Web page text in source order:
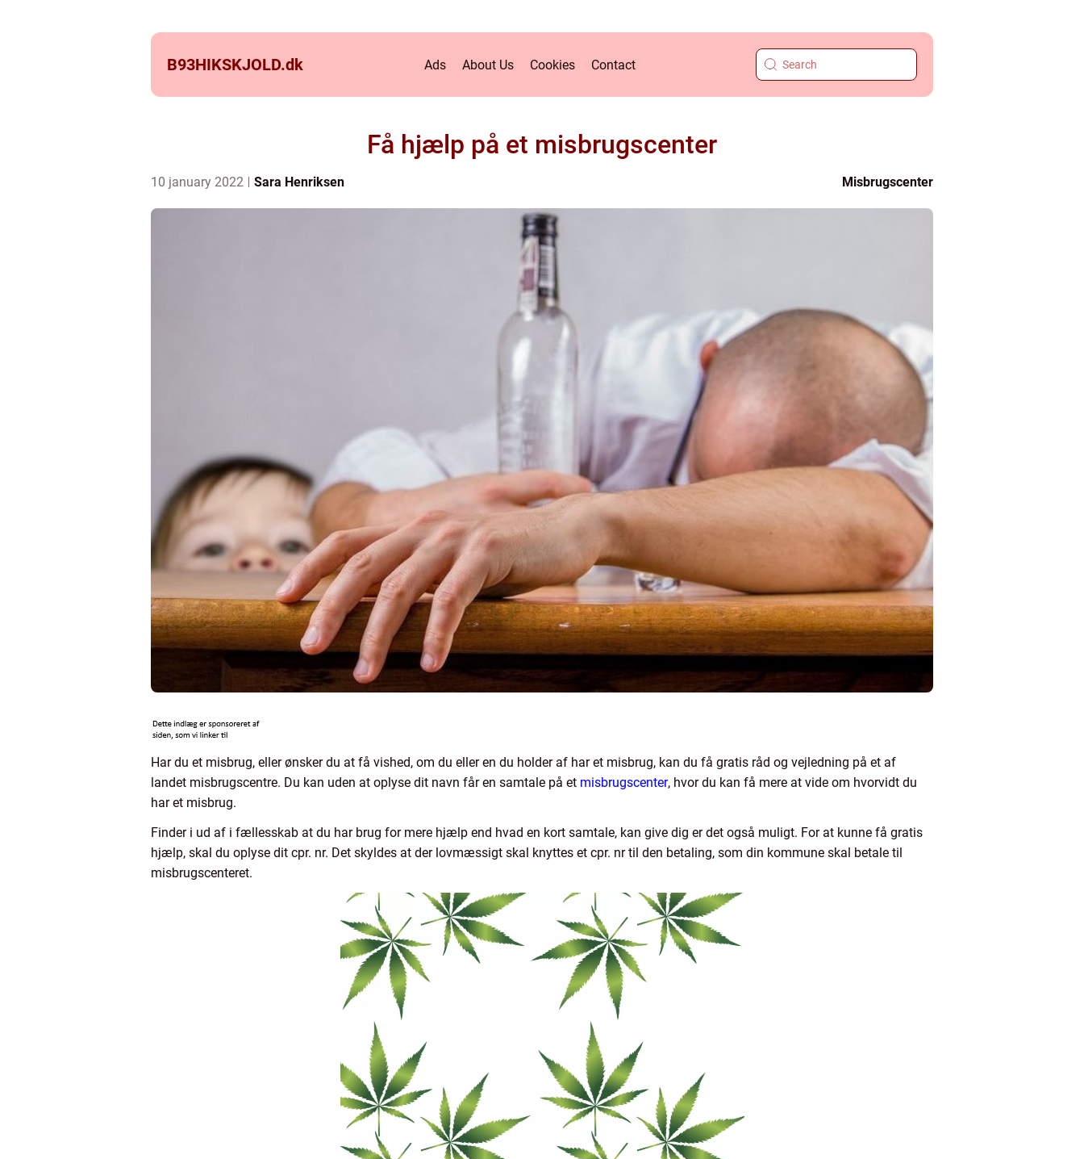
B93HIKSKJOLD.dk Ads About Us Cookies Contact
Få hjælp på et misbrugscenter
10 january 2022 Sara Henriksen Misbrugscenter
Har du et misbrug, eller ønsker du at få vished, om du eller en du holder af har et misbrug, kan du få gratis råd og vejledning på et af
landet misbrugscentre. Du kan uden at oplyse dit navn får en samtale på et misbrugscenter, hvor du kan få mere at vide om hvorvidt du
har et misbrug.
Finder i ud af i fællesskab at du har brug for mere hjælp end hvad en kort samtale, kan give dig er det også muligt. For at kunne få gratis
hjælp, skal du oplyse dit cpr. nr. Det skyldes at der lovmæssigt skal knyttes et cpr. nr til den betaling, som din kommune skal betale til
misbrugscenteret.